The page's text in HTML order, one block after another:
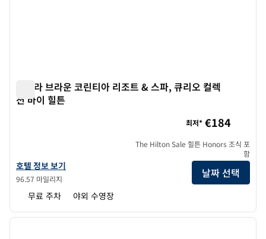
이슬라 브라운 코린티아 리조트 & 스파, 큐리오 컬렉
션 바이 힐튼
이슬라 브라운 코린티아 리조트 & 스파, 큐리오 컬렉션 바이 힐튼의 호텔
호텔 정보 보기
96.57 마일리지
최저* €184
The Hilton Sale 힐튼 Honors 조식 포
함
날짜 선택
무료 주차 야외 수영장
1/12
1/12
다음